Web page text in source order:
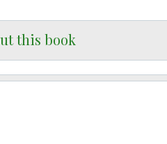
this book